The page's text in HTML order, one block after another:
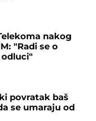
nakog
"Radi se o
povratak baš
se umaraju od